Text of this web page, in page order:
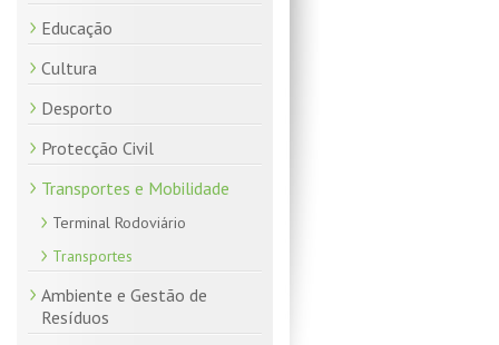
Educação
Cultura
Desporto
Protecção Civil
Transportes e Mobilidade
Terminal Rodoviário
Transportes
Ambiente e Gestão de
Resíduos